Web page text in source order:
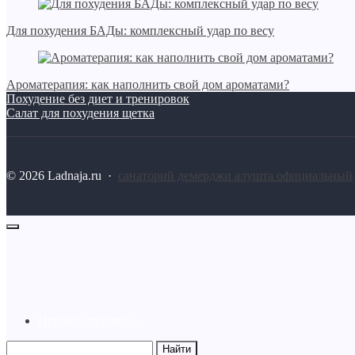
Для похудения БАДы: комплексный удар по весу
Ароматерапия: как наполнить свой дом ароматами?
Похудение без диет и тренировок
Салат для похудения щетка
© 2026 Ladnaja.ru · санаторий демерджи алушта официальный